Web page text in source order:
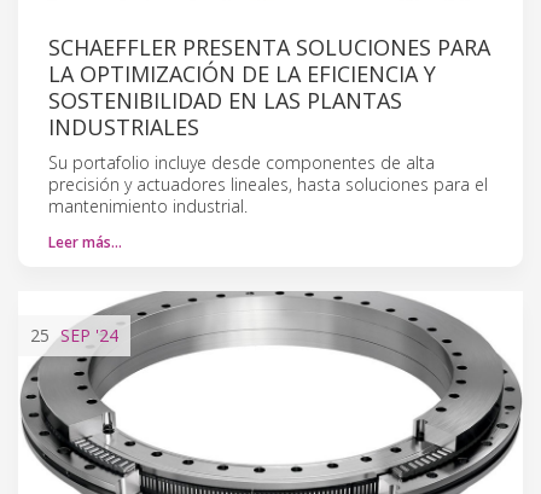
SCHAEFFLER PRESENTA SOLUCIONES PARA
LA OPTIMIZACIÓN DE LA EFICIENCIA Y
SOSTENIBILIDAD EN LAS PLANTAS
INDUSTRIALES
Su portafolio incluye desde componentes de alta
precisión y actuadores lineales, hasta soluciones para el
mantenimiento industrial.
Leer más…
25 SEP '24